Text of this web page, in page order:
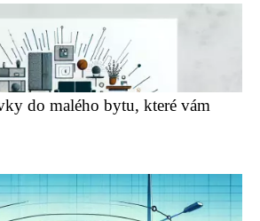
do malého bytu, které vám